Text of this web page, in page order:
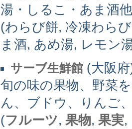
湯・しるこ・あま酒他
(わらび餅, 冷凍わら
ま酒, あめ湯, レモン
サーブ生鮮館 (大阪
旬の味の果物、野菜
ん、ブドウ、りんご
(フルーツ, 果物, 果実,